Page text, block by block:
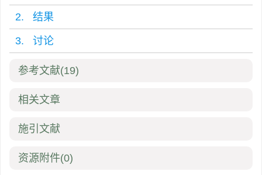
2. 结果
3. 讨论
参考文献(19)
相关文章
施引文献
资源附件(0)